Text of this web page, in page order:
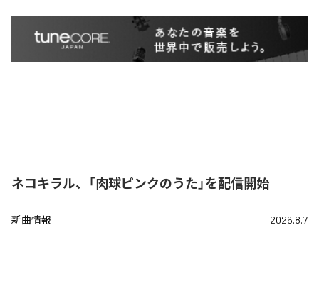
ネコキラル、「肉球ピンクのうた」を配信開始
新曲情報 2026.8.7